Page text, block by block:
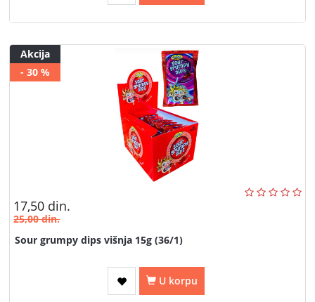
Akcija
- 30 %
17,50 din.
25,00din.
Sour grumpy dips višnja 15g (36/1)
U korpu